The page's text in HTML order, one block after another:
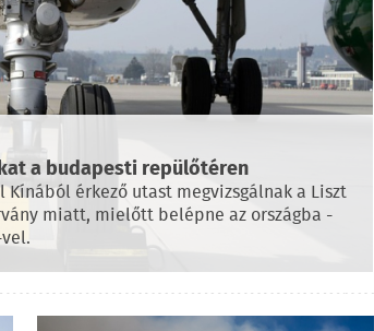
a budapesti repülőtéren
érkező utast megvizsgálnak a Liszt
miatt, mielőtt belépne az országba -